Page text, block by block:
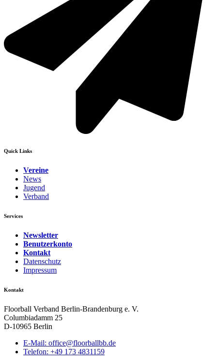
Quick Links
Vereine
News
Jugend
Verband
Services
Newsletter
Benutzerkonto
Kontakt
Datenschutz
Impressum
Kontakt
Floorball Verband Berlin-Brandenburg e. V.
Columbiadamm 25
D-10965 Berlin
E-Mail: ed.bbllabroolf@eciffo
Telefon: +49 173 4831159